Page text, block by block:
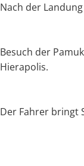
Nach der
Besuch der
Hierapolis.
Der Fahrer bringt